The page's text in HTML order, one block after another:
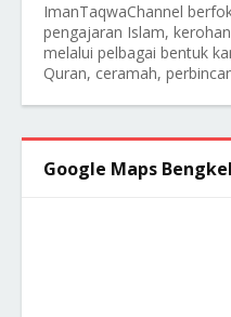
ImanTaqwaChannel
pengajaran Islam,
melalui pelbagai bentuk
Quran, ceramah,
Google Maps